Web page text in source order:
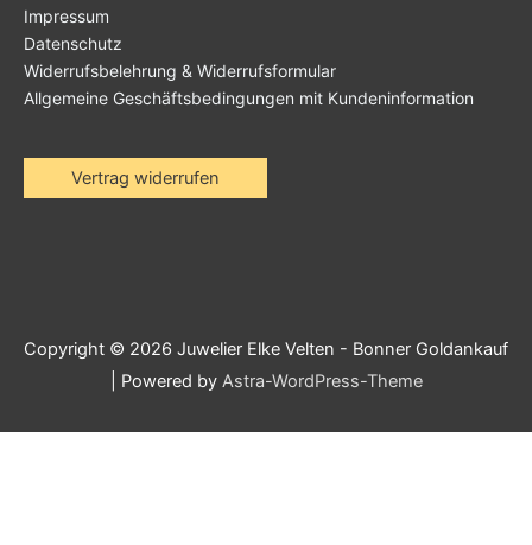
Impressum
Datenschutz
Widerrufsbelehrung & Widerrufsformular
Allgemeine Geschäftsbedingungen mit Kundeninformation
Vertrag widerrufen
Copyright © 2026 Juwelier Elke Velten - Bonner Goldankauf
| Powered by Astra-WordPress-Theme